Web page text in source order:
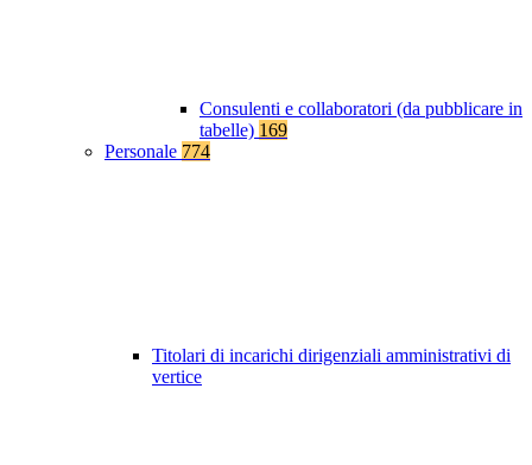
Consulenti e collaboratori (da pubblicare in
tabelle) 169
Personale 774
Titolari di incarichi dirigenziali amministrativi di
vertice